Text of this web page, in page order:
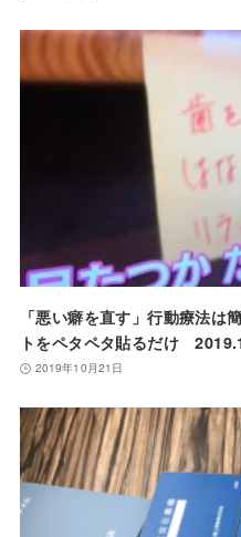
「悪い癖を直す」行動療法
トをペタペタ貼るだけ
2019年10月21日